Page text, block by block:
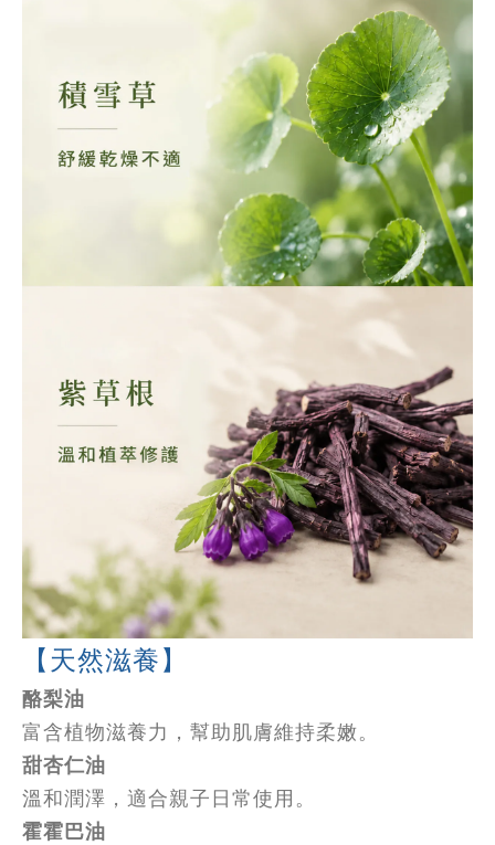
【天然滋養】
酪梨油
富含植物滋養力，幫助肌膚維持柔嫩。
甜杏仁油
溫和潤澤，適合親子日常使用。
霍霍巴油